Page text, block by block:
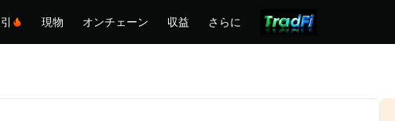
現物 オンチェーン 収益 さらに